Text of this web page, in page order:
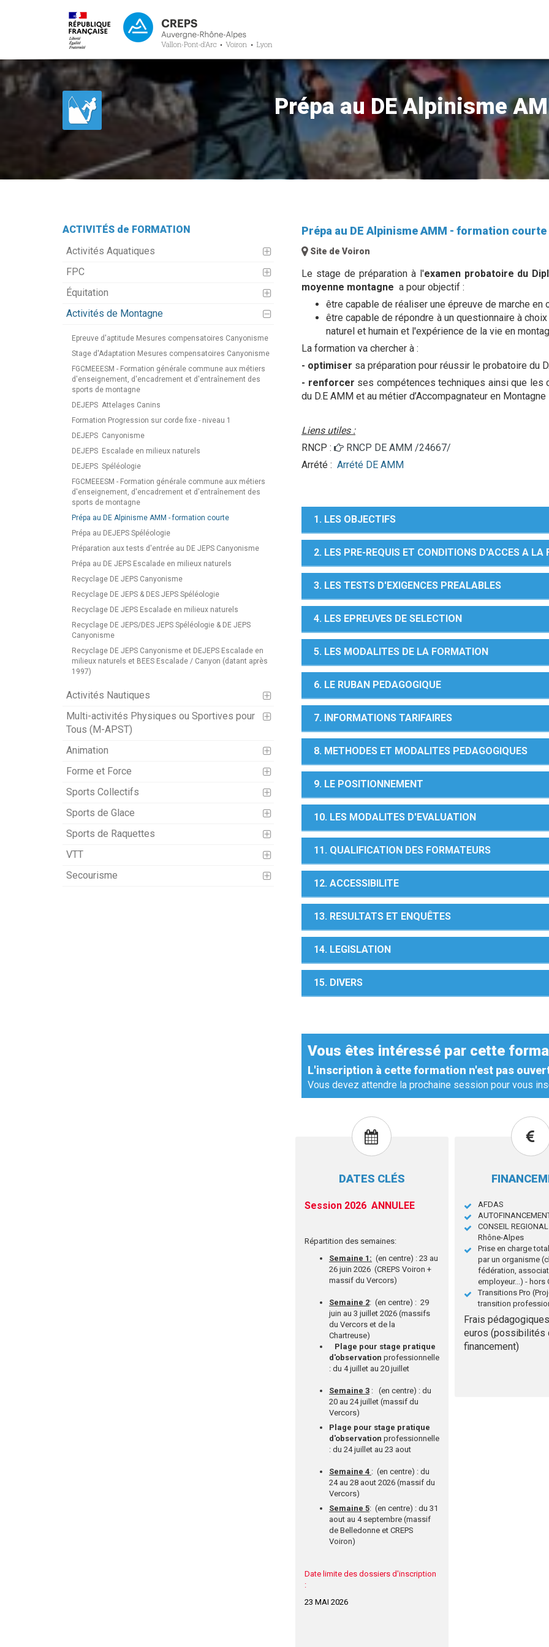
Prépa au DE Alpinisme
ACTIVITÉS de FORMATION
Activités Aquatiques
FPC
Équitation
Activités de Montagne
Epreuve d'aptitude Mesures compensatoires Canyonisme
Stage d'Adaptation Mesures compensatoires Canyonisme
FGCMEEESM - Formation générale commune aux métiers
d'enseignement, d'encadrement et d'entraînement des
sports de montagne
DEJEPS Attelages Canins
Formation Progression sur corde fixe - niveau 1
DEJEPS Canyonisme
DEJEPS Escalade en milieux naturels
DEJEPS Spéléologie
FGCMEEESM - Formation générale commune aux métiers
d'enseignement, d'encadrement et d'entraînement des
sports de montagne
Prépa au DE Alpinisme AMM - formation courte
Prépa au DEJEPS Spéléologie
Préparation aux tests d'entrée au DE JEPS Canyonisme
Prépa au DE JEPS Escalade en milieux naturels
Recyclage DE JEPS Canyonisme
Recyclage DE JEPS & DES JEPS Spéléologie
Recyclage DE JEPS Escalade en milieux naturels
Recyclage DE JEPS/DES JEPS Spéléologie & DE JEPS
Canyonisme
Recyclage DE JEPS Canyonisme et DEJEPS Escalade en
milieux naturels et BEES Escalade / Canyon (datant après
1997)
Activités Nautiques
Multi-activités Physiques ou Sportives pour
Tous (M-APST)
Animation
Forme et Force
Sports Collectifs
Sports de Glace
Sports de Raquettes
VTT
Secourisme
Prépa au DE Alpinisme AMM - formation courte
Site de Voiron
Le stage de préparation à l'examen probatoire du
moyenne montagne a pour objectif :
être capable de réaliser une épreuve de marche en
être capable de répondre à un questionnaire à
naturel et humain et l'expérience de la vie en
La formation va chercher à :
- optimiser sa préparation pour réussir le probatoire du
- renforcer ses compétences techniques ainsi que les
du D.E AMM et au métier d’Accompagnateur en Montagne
Liens utiles :
RNCP :
RNCP DE AMM /24667/
Arrété : Arrété DE AMM
1. LES OBJECTIFS
2. LES PRE-REQUIS ET CONDITIONS D'ACCES A LA
3. LES TESTS D'EXIGENCES PREALABLES
4. LES EPREUVES DE SELECTION
5. LES MODALITES DE LA FORMATION
6. LE RUBAN PEDAGOGIQUE
7. INFORMATIONS TARIFAIRES
8. METHODES ET MODALITES PEDAGOGIQUES
9. LE POSITIONNEMENT
10. LES MODALITES D'EVALUATION
11. QUALIFICATION DES FORMATEURS
12. ACCESSIBILITE
13. RESULTATS ET ENQUÊTES
14. LEGISLATION
15. DIVERS
Vous êtes intéressé par cette
L'inscription à cette formation n'est pas
Vous devez attendre la prochaine session pour vous
DATES CLÉS
Session 2026 ANNULEE
Répartition des semaines:
Semaine 1: (en centre) : 23 au
26 juin 2026 (CREPS Voiron +
massif du Vercors)
Semaine 2: (en centre) : 29
juin au 3 juillet 2026 (massifs
du Vercors et de la
Chartreuse)
Plage pour stage pratique
d'observation professionnelle
: du 4 juillet au 20 juillet
Semaine 3 : (en centre) : du
20 au 24 juillet (massif du
Vercors)
Plage pour stage pratique
d'observation professionnelle
: du 24 juillet au 23 aout
Semaine 4 : (en centre) : du
24 au 28 aout 2026 (massif du
Vercors)
Semaine 5: (en centre) : du 31
aout au 4 septembre (massif
de Belledonne et CREPS
Voiron)
Date limite des dossiers d'inscription
:
23 MAI 2026
AFDAS
CONSEIL
Rhône-Alpes
Prise en charge
par un organisme
fédération,
employeur...) - hors
Transitions Pro
transition
Frais
euros (possibilités
financement)